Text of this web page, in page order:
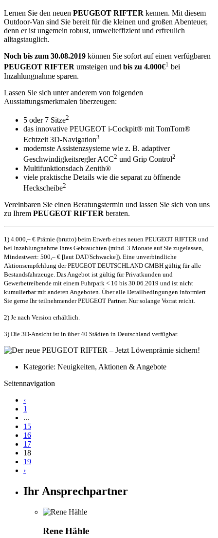
Lernen Sie den neuen PEUGEOT RIFTER kennen. Mit diesem
Outdoor-Van sind Sie bereit für die kleinen und großen Abenteuer,
denn er ist ungemein robust, umwelteffizient und erfreulich
alltagstauglich.
Noch bis zum 30.08.2019 können Sie sofort auf einen verfügbaren
PEUGEOT RIFTER umsteigen und bis zu 4.000€1 bei
Inzahlungnahme sparen.
Lassen Sie sich unter anderem von folgenden
Ausstattungsmerkmalen überzeugen:
5 oder 7 Sitze2
das innovative PEUGEOT i-Cockpit® mit TomTom®
Echtzeit 3D-Navigation3
modernste Assistenzsysteme wie z. B. adaptiver
Geschwindigkeitsregler ACC2 und Grip Control2
Multifunktionsdach Zenith®
viele praktische Details wie die separat zu öffnende
Heckscheibe2
Vereinbaren Sie einen Beratungstermin und lassen Sie sich von uns
zu Ihrem PEUGEOT RIFTER beraten.
1) 4.000,– € Prämie (brutto) beim Erwerb eines neuen PEUGEOT RIFTER und
bei Inzahlungnahme Ihres Gebrauchten (mind. 3 Monate auf Sie zugelassen,
Mindestwert: 500,– € [laut DAT/Schwacke]). Eine unverbindliche
Aktionsempfehlung der PEUGEOT DEUTSCHLAND GMBH gültig für alle
Bestandsfahrzeuge. Das Angebot ist gültig für Privatkunden und
Gewerbetreibende mit einem Fuhrpark < 10 bis 30.06.2019 und ist nicht
kumulierbar mit anderen Angeboten. Über alle Detailbedingungen informiert
Sie gerne Ihr teilnehmender PEUGEOT Partner. Nur solange Vorrat reicht.
2) Je nach Version erhältlich.
3) Die 3D-Ansicht ist in über 40 Städten in Deutschland verfügbar.
Kategorie: Neuigkeiten, Aktionen & Angebote
Seitennavigation
‹
1
...
15
16
17
18
19
›
Ihr Ansprechpartner
Rene Hähle